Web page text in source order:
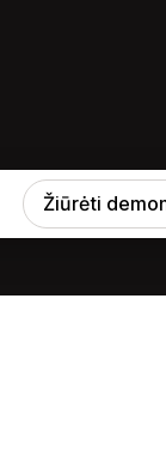
Žiūrėti